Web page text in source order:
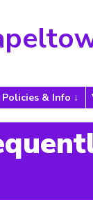
& Info